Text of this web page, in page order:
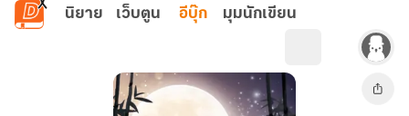
ข้ามไปยังเนื้อหาหลัก
นิยาย เว็บตูน อีบุ๊ก มุมนักเขียน